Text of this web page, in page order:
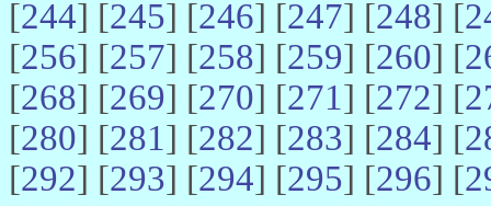
[244] [245] [246] [247] [248] [
[256] [257] [258] [259] [260] [
[268] [269] [270] [271] [272] [
[280] [281] [282] [283] [284] [
[292] [293] [294] [295] [296] [